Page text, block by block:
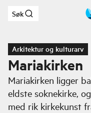
Hopp til
Søk
Arkitektur og kulturarv
Mariakirken
Mariakirken ligger
eldste soknekirke,
med rik kirkekunst